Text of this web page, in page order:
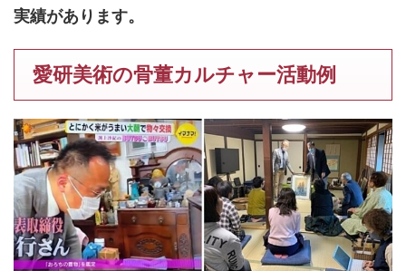
実績があります。
愛研美術の骨董カルチャー活動例